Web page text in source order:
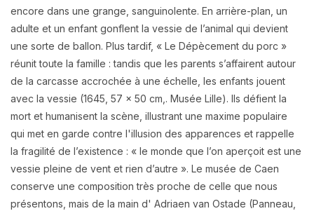
encore dans une grange, sanguinolente. En arrière-plan, un
adulte et un enfant gonflent la vessie de l’animal qui devient
une sorte de ballon. Plus tardif, « Le Dépècement du porc »
réunit toute la famille : tandis que les parents s’affairent autour
de la carcasse accrochée à une échelle, les enfants jouent
avec la vessie (1645, 57 x 50 cm,. Musée Lille). Ils défient la
mort et humanisent la scène, illustrant une maxime populaire
qui met en garde contre l'illusion des apparences et rappelle
la fragilité de l’existence : « le monde que l’on aperçoit est une
vessie pleine de vent et rien d’autre ». Le musée de Caen
conserve une composition très proche de celle que nous
présentons, mais de la main d' Adriaen van Ostade (Panneau,